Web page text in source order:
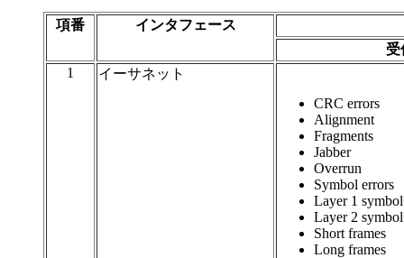
項番
インタフェース
受
1
イーサネット
CRC errors
Alignment
Fragments
Jabber
Overrun
Symbol errors
Layer 1
Layer 2
Short frames
Long frames